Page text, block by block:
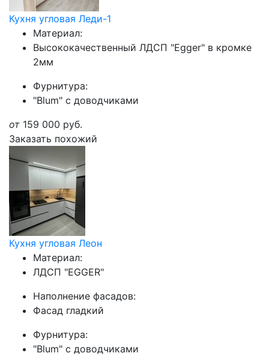
Кухня угловая Леди-1
Материал:
Высококачественный ЛДСП "Egger" в кромке
2мм
Фурнитура:
"Blum" с доводчиками
от 159 000 руб.
Заказать похожий
Кухня угловая Леон
Материал:
ЛДСП "EGGER"
Наполнение фасадов:
Фасад гладкий
Фурнитура:
"Blum" с доводчиками